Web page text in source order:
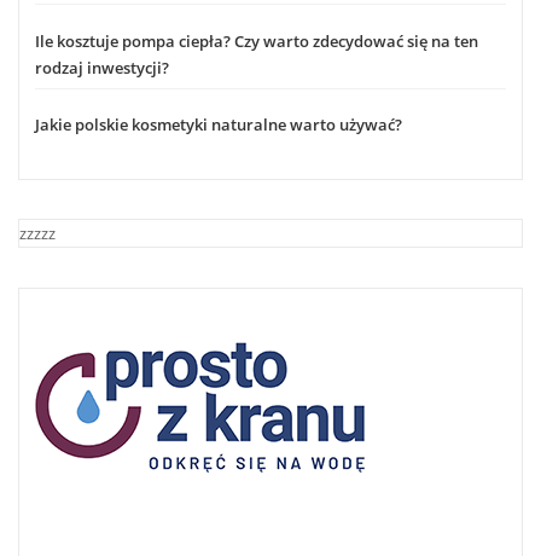
Ile kosztuje pompa ciepła? Czy warto zdecydować się na ten
rodzaj inwestycji?
Jakie polskie kosmetyki naturalne warto używać?
zzzzz